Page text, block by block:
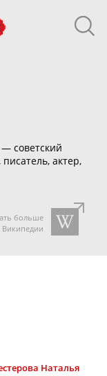
советский
актер,
больше
Наталья